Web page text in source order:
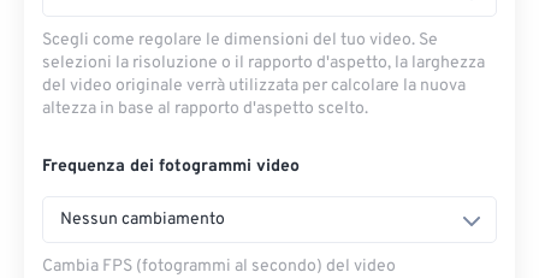
Scegli come regolare le dimensioni del tuo video. Se
selezioni la risoluzione o il rapporto d'aspetto, la larghezza
del video originale verrà utilizzata per calcolare la nuova
altezza in base al rapporto d'aspetto scelto.
Frequenza dei fotogrammi video
Nessun cambiamento
Cambia FPS (fotogrammi al secondo) del video